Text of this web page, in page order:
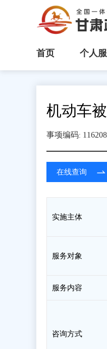
首页 个人
机动车
事项编码:
在线查询
实施主体
服务对象
服务内容
咨询方式